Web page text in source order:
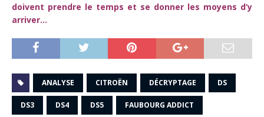
doivent prendre le temps et se donner les moyens d’y
arriver…
ANALYSE CITROËN DÉCRYPTAGE DS
DS3 DS4 DS5 FAUBOURG ADDICT